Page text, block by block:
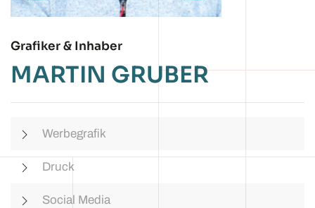
Grafiker & Inhaber
MARTIN GRUBER
Werbegrafik
Druck
Social Media